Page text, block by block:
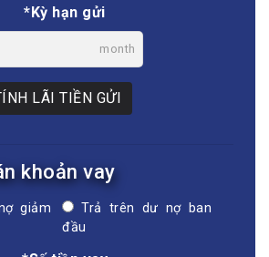
*Kỳ hạn gửi
month
LÃI TIỀN GỬI
khoản vay
giảm
Trả trên dư nợ ban
đầu